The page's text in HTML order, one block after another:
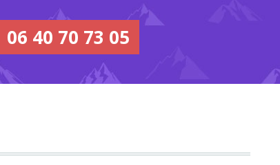
06 40 70 73 05